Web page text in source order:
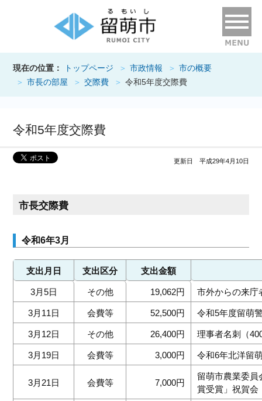
現在の位置： トップページ 市政情報
市の概要
市長の部屋
交際費 令和5年度交際費
令和5年度交際費
更新日 平成29年4月10日
市長交際費
令和6年3月
支出月日 支出区分 支出金額
3月5日 その他 19,062円 市外からの来庁
3月11日 会費等 52,500円 令和5年度留萌
3月12日 その他 26,400円 理事者名刺（
3月19日 会費等 3,000円 令和6年北洋留
3月21日 会費等 7,000円
留萌市農業委員
賞受賞」祝賀会